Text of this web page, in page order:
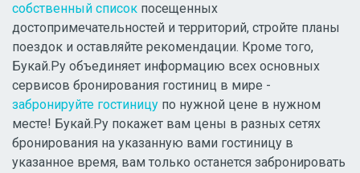
собственный список посещенных
достопримечательностей и территорий, стройте планы
поездок и оставляйте рекомендации. Кроме того,
Букай.Ру объединяет информацию всех основных
сервисов бронирования гостиниц в мире -
забронируйте гостиницу по нужной цене в нужном
месте! Букай.Ру покажет вам цены в разных сетях
бронирования на указанную вами гостиницу в
указанное время, вам только останется забронировать